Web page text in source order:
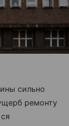
сильно
ремонту